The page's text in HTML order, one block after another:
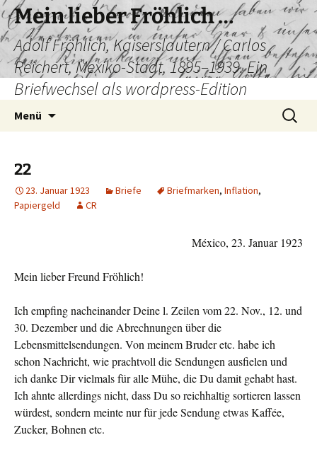
Mein lieber Fröhlich …
Adolf Fröhlich, Kaiserslautern / Carlos
Reichert, Mexiko-Stadt, 1895–1939. Ein
Briefwechsel als wordpress-Edition
Menü
Suchen
nach:
22
23. Januar 1923 Briefe Briefmarken, Inflation,
Papiergeld
CR
México, 23. Januar 1923
Mein lieber Freund Fröhlich!
Ich empfing nacheinander Deine l. Zeilen vom 22. Nov., 12. und
30. Dezember und die Abrechnungen über die
Lebensmittelsendungen. Von meinem Bruder etc. habe ich
schon Nachricht, wie prachtvoll die Sendungen ausfielen und
ich danke Dir vielmals für alle Mühe, die Du damit gehabt hast.
Ich ahnte allerdings nicht, dass Du so reichhaltig sortieren lassen
würdest, sondern meinte nur für jede Sendung etwas Kaffée,
Zucker, Bohnen etc.